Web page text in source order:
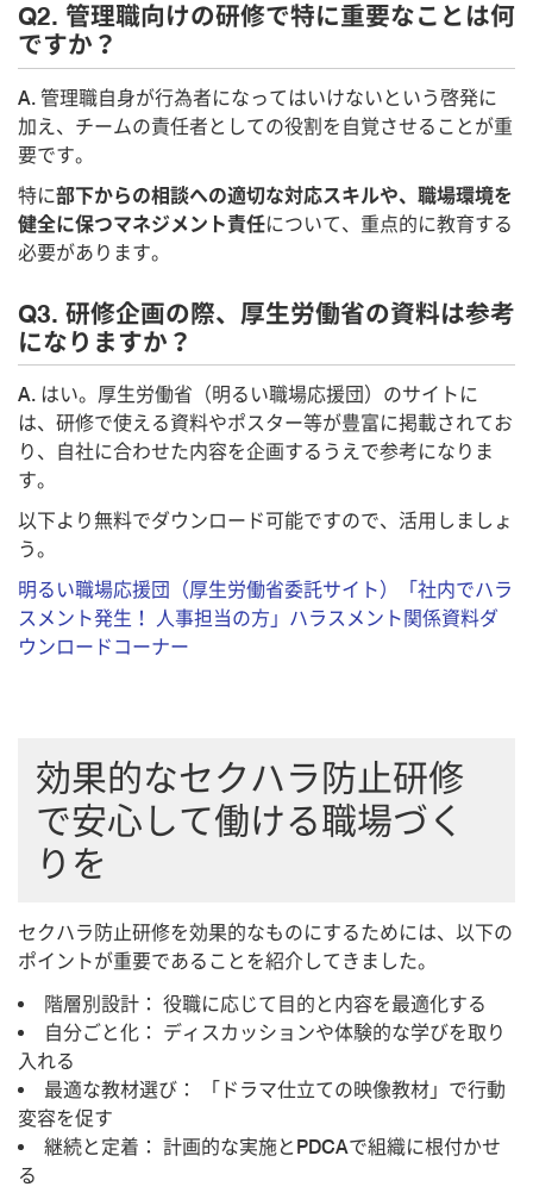
Q2. 管理職向けの研修で特に重要なことは何
ですか？
A. 管理職自身が行為者になってはいけないという啓発に
加え、チームの責任者としての役割を自覚させることが重
要です。
特に部下からの相談への適切な対応スキルや、職場環境を
健全に保つマネジメント責任について、重点的に教育する
必要があります。
Q3. 研修企画の際、厚生労働省の資料は参考
になりますか？
A. はい。厚生労働省（明るい職場応援団）のサイトに
は、研修で使える資料やポスター等が豊富に掲載されてお
り、自社に合わせた内容を企画するうえで参考になりま
す。
以下より無料でダウンロード可能ですので、活用しましょ
う。
明るい職場応援団（厚生労働省委託サイト）「社内でハラ
スメント発生！ 人事担当の方」ハラスメント関係資料ダ
ウンロードコーナー
効果的なセクハラ防止研修
で安心して働ける職場づく
りを
セクハラ防止研修を効果的なものにするためには、以下の
ポイントが重要であることを紹介してきました。
階層別設計： 役職に応じて目的と内容を最適化する
自分ごと化： ディスカッションや体験的な学びを取り
入れる
最適な教材選び： 「ドラマ仕立ての映像教材」で行動
変容を促す
継続と定着： 計画的な実施とPDCAで組織に根付かせ
る